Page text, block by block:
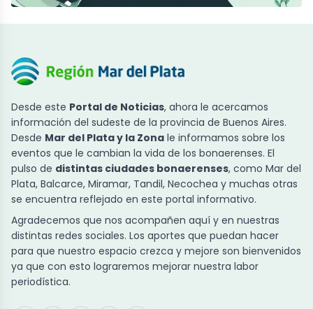
Desde este Portal de Noticias, ahora le acercamos
información del sudeste de la provincia de Buenos Aires.
Desde Mar del Plata y la Zona le informamos sobre los
eventos que le cambian la vida de los bonaerenses. El
pulso de distintas ciudades bonaerenses, como Mar del
Plata, Balcarce, Miramar, Tandil, Necochea y muchas otras
se encuentra reflejado en este portal informativo.
Agradecemos que nos acompañen aquí y en nuestras
distintas redes sociales. Los aportes que puedan hacer
para que nuestro espacio crezca y mejore son bienvenidos
ya que con esto lograremos mejorar nuestra labor
periodística.